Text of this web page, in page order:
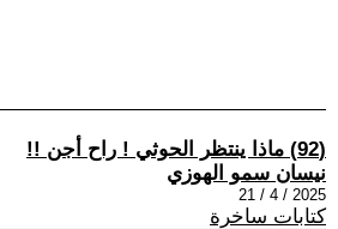
(92) ماذا ينتظر الحوثي ! راح أجن !!
نيسان سمو الهوزي
2025 / 4 / 21
كتابات ساخرة